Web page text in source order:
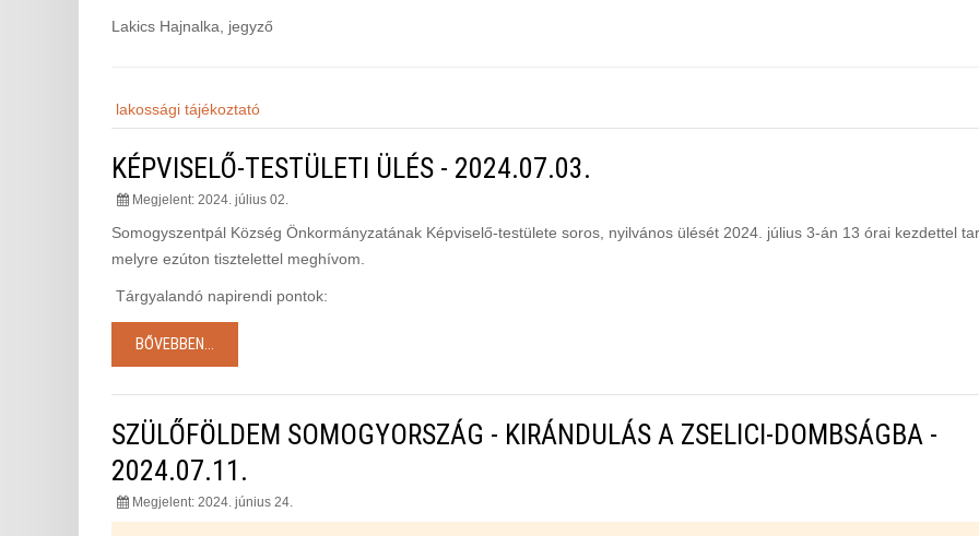
Lakics Hajnalka, jegyző
lakossági tájékoztató
KÉPVISELŐ-TESTÜLETI ÜLÉS - 2024.07.03.
Megjelent: 2024. július 02.
Somogyszentpál Község Önkormányzatának Képviselő-testülete soros, nyilvános ülését 2024. július 3-án 13 órai kezdettel
melyre ezúton tisztelettel meghívom.
Tárgyalandó napirendi pontok:
BŐVEBBEN...
SZÜLŐFÖLDEM SOMOGYORSZÁG - KIRÁNDULÁS A ZSELICI-DOMBSÁGBA -
2024.07.11.
Megjelent: 2024. június 24.